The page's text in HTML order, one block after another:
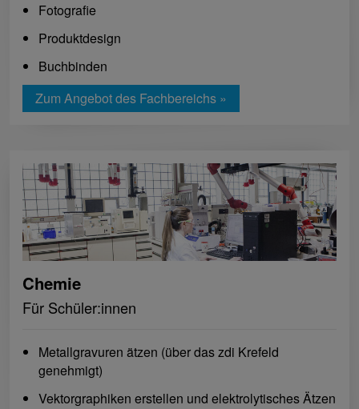
Fotografie
Produktdesign
Buchbinden
Zum Angebot des Fachbereichs »
Chemie
Für Schüler:innen
Metallgravuren ätzen (über das zdi Krefeld
genehmigt)
Vektorgraphiken erstellen und elektrolytisches Ätzen